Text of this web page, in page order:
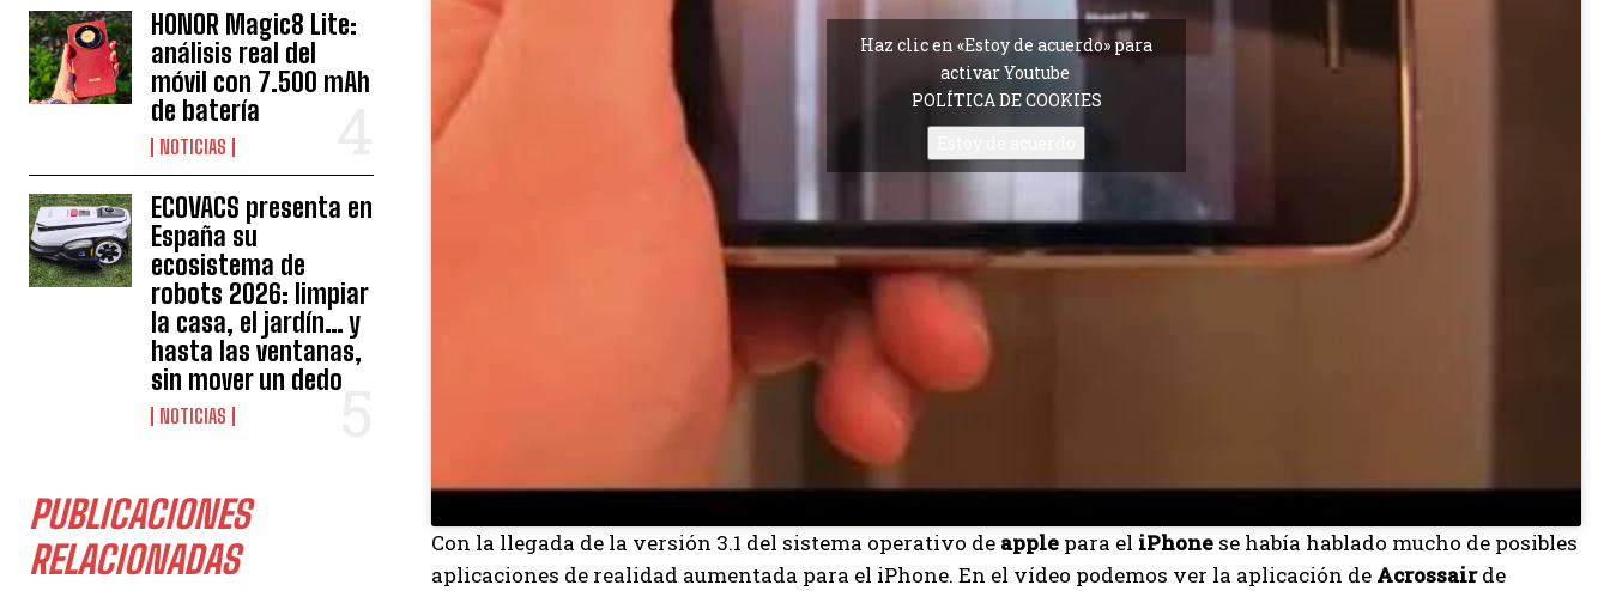
HONOR Magic8 Lite:
análisis real del
móvil con 7.500 mAh
de batería
NOTICIAS
ECOVACS presenta en
España su
ecosistema de
robots 2026: limpiar
la casa, el jardín… y
hasta las ventanas,
sin mover un dedo
NOTICIAS
PUBLICACIONES
RELACIONADAS
Haz clic en «Estoy de acuerdo» para
activar Youtube
POLÍTICA DE COOKIES
Con la llegada de la versión 3.1 del sistema operativo de apple para el iPhone se había hablado mucho de posibles
aplicaciones de realidad aumentada para el iPhone. En el vídeo podemos ver la aplicación de Acrossairde